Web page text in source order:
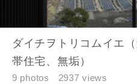
ダイチヲトリコムイエ
帯住宅、無垢）
9 photos 2937 views
希望の予算
万円〜
できない場合があります。